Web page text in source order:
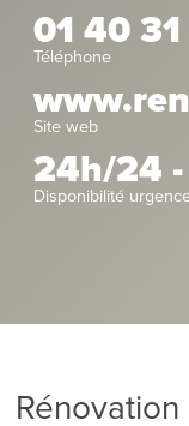
01 40
Téléphone
Site web
24h/24
Disponibilité
Rénovation